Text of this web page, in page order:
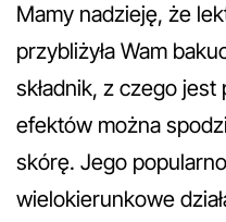
Mamy nadzieję, że
przybliżyła Wam
składnik, z czego
efektów można
skórę. Jego
wielokierunkowe